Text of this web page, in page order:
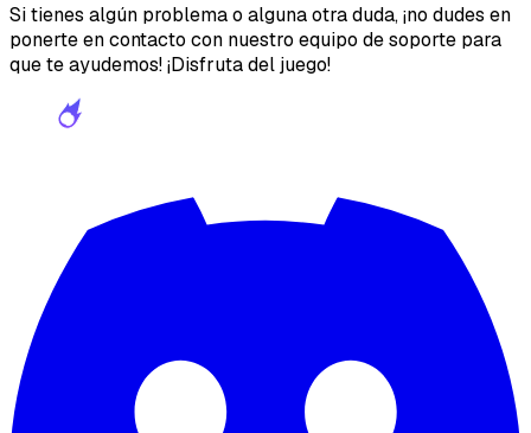
Si tienes algún problema o alguna otra duda, ¡no dudes en
ponerte en contacto con nuestro equipo de soporte para
que te ayudemos! ¡Disfruta del juego!